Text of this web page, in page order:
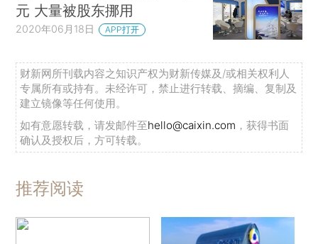
元 大量被股东挪用
2020年06月18日 APP打开
财新网所刊载内容之知识产权为财新传媒及/或相关权利人
专属所有或持有。未经许可，禁止进行转载、摘编、复制及
建立镜像等任何使用。
如有意愿转载，请发邮件至hello@caixin.com ，获得书面
确认及授权后，方可转载。
推荐阅读